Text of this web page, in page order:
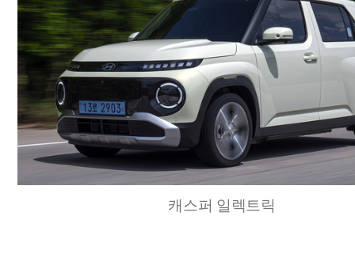
캐스퍼 일렉트릭